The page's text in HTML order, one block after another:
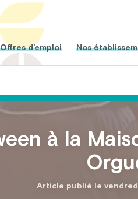
Offres d’emploi Nos
à la
Article publié le